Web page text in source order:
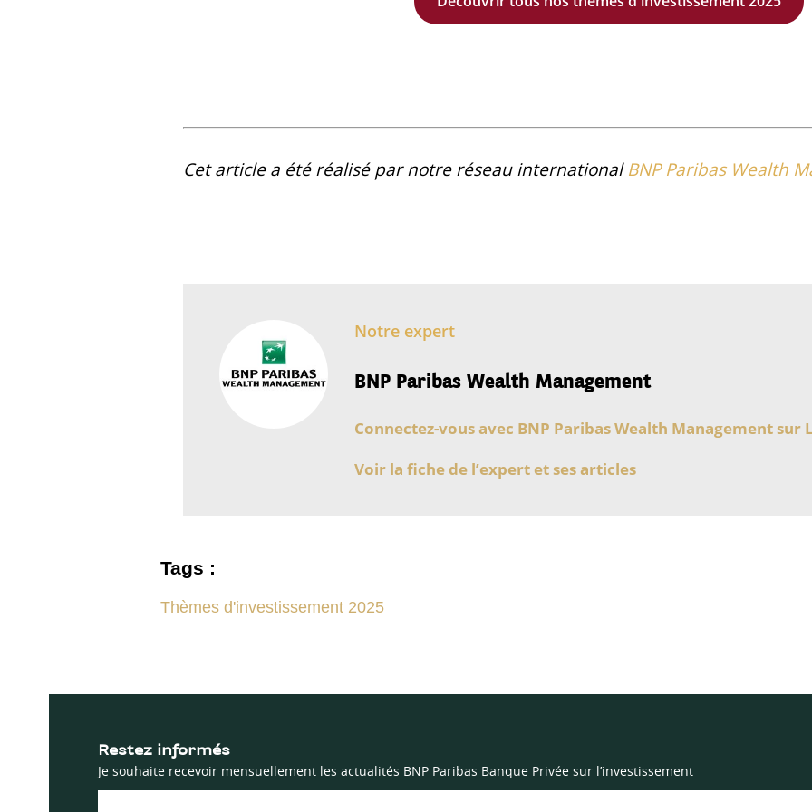
Cet article a été réalisé par notre réseau internationalBNP Paribas Wealth
Notre expert
BNP Paribas Wealth Management
Connectez-vous avec BNP Paribas Wealth Management sur
Voir la fiche de l’expert et ses articles
Tags :
Thèmes d'investissement 2025
Restez informés
Je souhaite recevoir mensuellement les actualités BNP Paribas Banque Privée sur l’investissement